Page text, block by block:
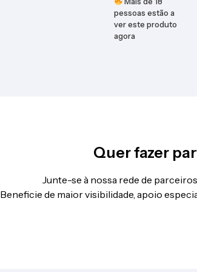
pessoas estão a
ver este produto
agora
Quer fazer
Junte-se à nossa rede de
Beneficie de maior visibilidade, apoio